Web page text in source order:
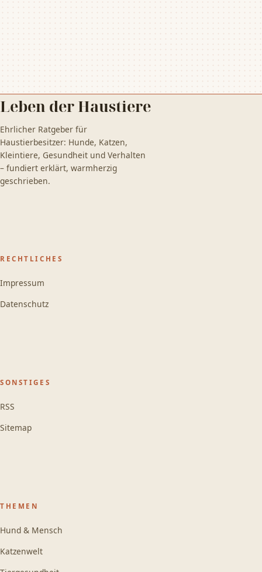
Leben der Haustiere
Ehrlicher Ratgeber für
Haustierbesitzer: Hunde, Katzen,
Kleintiere, Gesundheit und Verhalten
– fundiert erklärt, warmherzig
geschrieben.
RECHTLICHES
Impressum
Datenschutz
SONSTIGES
RSS
Sitemap
THEMEN
Hund & Mensch
Katzenwelt